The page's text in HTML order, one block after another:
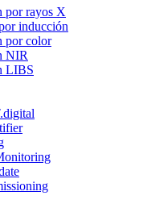
por rayos X
inducción
por color
NIR
LIBS